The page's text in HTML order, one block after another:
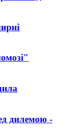
дилемою -